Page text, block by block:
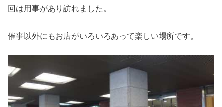
回は用事があり訪れました。
催事以外にもお店がいろいろあって楽しい場所です。